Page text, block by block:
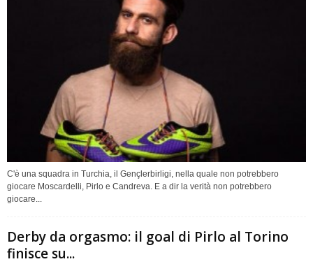
C'è una squadra in Turchia, il Gençlerbirligi, nella quale non potrebbero
giocare Moscardelli, Pirlo e Candreva. E a dir la verità non potrebbero
giocare...
Derby da orgasmo: il goal di Pirlo al Torino
finisce su...